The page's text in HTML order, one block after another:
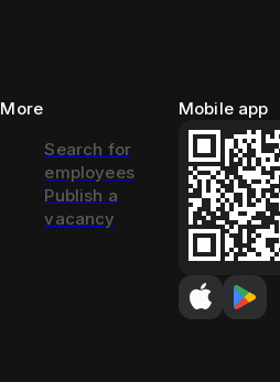
More
Search for
employees
Publish a
vacancy
Mobile app